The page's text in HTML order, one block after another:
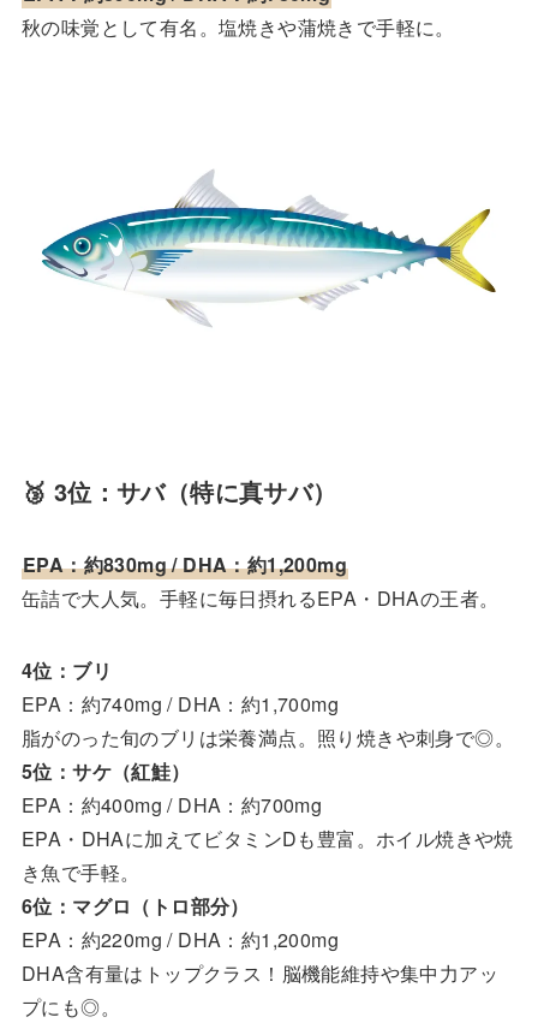
秋の味覚として有名。塩焼きや蒲焼きで手軽に。
🥉 3位：サバ（特に真サバ）
EPA：約830mg / DHA：約1,200mg
缶詰で大人気。手軽に毎日摂れるEPA・DHAの王者。
4位：ブリ
EPA：約740mg / DHA：約1,700mg
脂がのった旬のブリは栄養満点。照り焼きや刺身で◎。
5位：サケ（紅鮭）
EPA：約400mg / DHA：約700mg
EPA・DHAに加えてビタミンDも豊富。ホイル焼きや焼
き魚で手軽。
6位：マグロ（トロ部分）
EPA：約220mg / DHA：約1,200mg
DHA含有量はトップクラス！脳機能維持や集中力アッ
プにも◎。